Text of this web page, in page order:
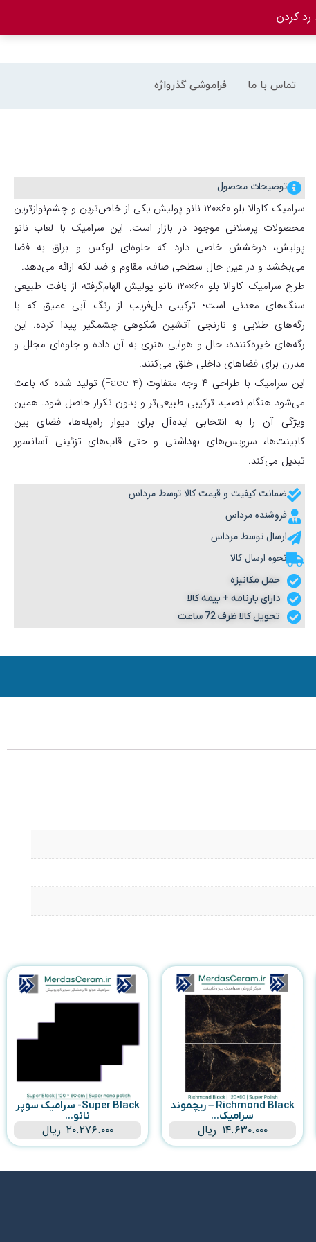
رد کردن
تماس با ما فراموشی گذرواژه
توضیحات محصول
سرامیک کاوالا بلو 60×120 نانو پولیش یکی از خاص‌ترین و چشم‌نوازترین
محصولات پرسلانی موجود در بازار است. این سرامیک با لعاب نانو
پولیش، درخشش خاصی دارد که جلوه‌ای لوکس و براق به فضا
می‌بخشد و در عین حال سطحی صاف، مقاوم و ضد لکه ارائه می‌دهد.
طرح سرامیک کاوالا بلو 60×120 نانو پولیش الهام‌گرفته از بافت طبیعی
سنگ‌های معدنی است؛ ترکیبی دل‌فریب از رنگ آبی عمیق که با
رگه‌های طلایی و نارنجی آتشین شکوهی چشمگیر پیدا کرده. این
رگه‌های خیره‌کننده، حال و هوایی هنری به آن داده و جلوه‌ای مجلل و
مدرن برای فضاهای داخلی خلق می‌کنند.
این سرامیک با طراحی ۴ وجه متفاوت (4 Face) تولید شده که باعث
می‌شود هنگام نصب، ترکیبی طبیعی‌تر و بدون تکرار حاصل شود. همین
ویژگی آن را به انتخابی ایده‌آل برای دیوار راه‌پله‌ها، فضای بین
کابینت‌ها، سرویس‌های بهداشتی و حتی قاب‌های تزئینی آسانسور
تبدیل می‌کند.
ضمانت کیفیت و قیمت کالا توسط مرداس
فروشنده مرداس
ارسال توسط مرداس
نحوه ارسال کالا
حمل مکانیزه
دارای بارنامه + بیمه کالا
تحویل کالا ظرف 72 ساعت
Richmond Black – ریچموند
سرامیک...
۱۴.۶۳۰.۰۰۰ ریال
Super Black- سرامیک سوپر
نانو...
۲۰.۲۷۶.۰۰۰ ریال